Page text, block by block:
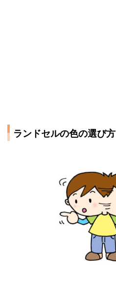
ランドセルの色の選び方